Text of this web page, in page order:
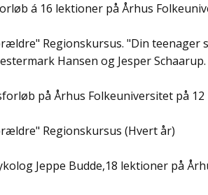
á 16 lektioner på Århus
Regionskursus. "Din teenager
Hansen og Jesper
på Århus Folkeuniversitet på
Regionskursus (Hvert år)
Jeppe Budde,18 lektioner på